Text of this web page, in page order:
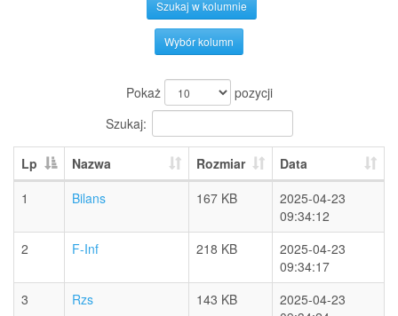
Szukaj w kolumnie
Wybór kolumn
Pokaż
pozycji
Szukaj:
Lp Nazwa Rozmiar
Data
1
Bilans 167 KB
2025-04-23
09:34:12
2
F-Inf 218 KB
2025-04-23
09:34:17
3
Rzs 143 KB
2025-04-23